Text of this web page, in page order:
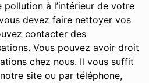
à l’intérieur de votre
devez faire nettoyer vos
contacter des
Vous pouvez avoir droit
chez nous. Il vous suffit
site ou par téléphone,